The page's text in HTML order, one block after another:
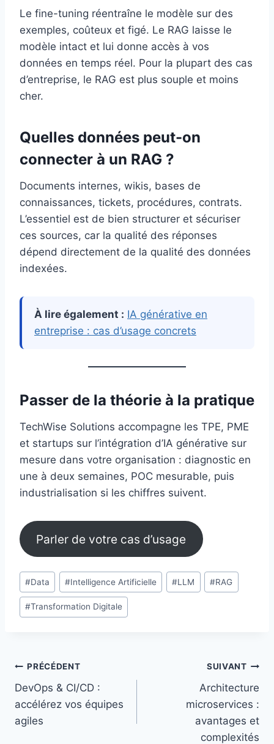
Le fine-tuning réentraîne le modèle sur des
exemples, coûteux et figé. Le RAG laisse le
modèle intact et lui donne accès à vos
données en temps réel. Pour la plupart des cas
d’entreprise, le RAG est plus souple et moins
cher.
Quelles données peut-on
connecter à un RAG ?
Documents internes, wikis, bases de
connaissances, tickets, procédures, contrats.
L’essentiel est de bien structurer et sécuriser
ces sources, car la qualité des réponses
dépend directement de la qualité des données
indexées.
À lire également : IA générative en
entreprise : cas d’usage concrets
Passer de la théorie à la pratique
TechWise Solutions accompagne les TPE, PME
et startups sur l’intégration d’IA générative sur
mesure dans votre organisation : diagnostic en
une à deux semaines, POC mesurable, puis
industrialisation si les chiffres suivent.
Parler de votre cas d’usage
Étiquettes
de
la
#Data #Intelligence Artificielle #LLM #RAG
#Transformation Digitale
Navigation
de
l’article
PRÉCÉDENT
DevOps & CI/CD :
accélérez vos équipes
agiles
SUIVANT
Architecture
microservices :
avantages et
complexités